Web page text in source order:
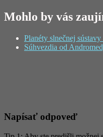
Mohlo by vás
Planéty slnečnej sústavy
Súhvezdia od
Napísať odpoveď